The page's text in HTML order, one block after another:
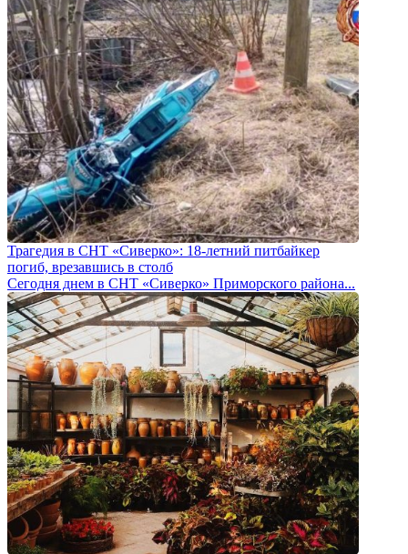
Трагедия в СНТ «Сиверко»: 18-летний питбайкер
погиб, врезавшись в столб
Сегодня днем в СНТ «Сиверко» Приморского района...